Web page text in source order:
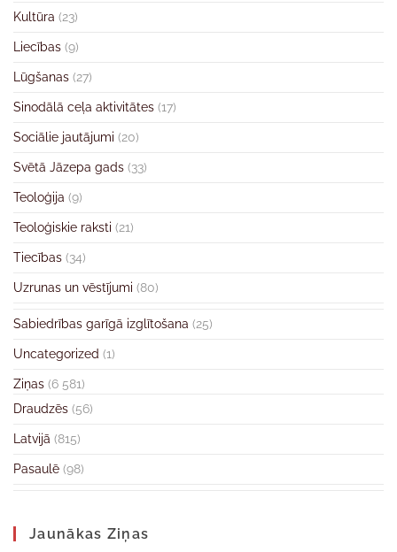
Kultūra (23)
Liecības (9)
Lūgšanas (27)
Sinodālā ceļa aktivitātes (17)
Sociālie jautājumi (20)
Svētā Jāzepa gads (33)
Teoloģija (9)
Teoloģiskie raksti (21)
Tiecības (34)
Uzrunas un vēstījumi (80)
Sabiedrības garīgā izglītošana (25)
Uncategorized (1)
Ziņas (6 581)
Draudzēs (56)
Latvijā (815)
Pasaulē (98)
Jaunākas Ziņas